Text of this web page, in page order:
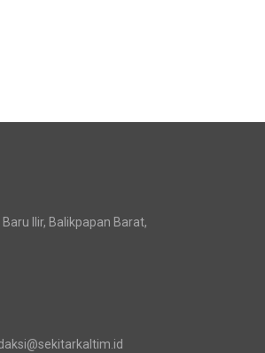
Ilir, Balikpapan Barat,